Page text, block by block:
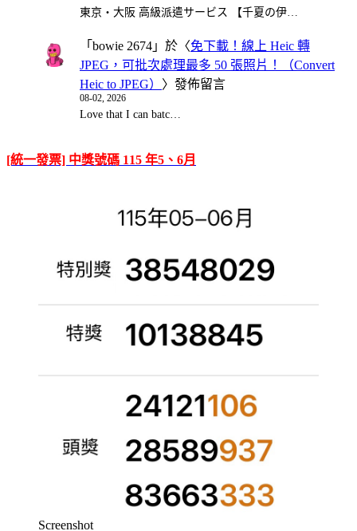
東京・大阪 高級派遣サービス 【千夏の伊…
「 bowie 2674 」於〈免下載！線上 Heic 轉
JPEG，可批次處理最多 50 張照片！（Convert
Heic to JPEG） 〉發佈留言
08-02, 2026
Love that I can batc…
[統一發票] 中獎號碼 115 年5、6月
Screenshot